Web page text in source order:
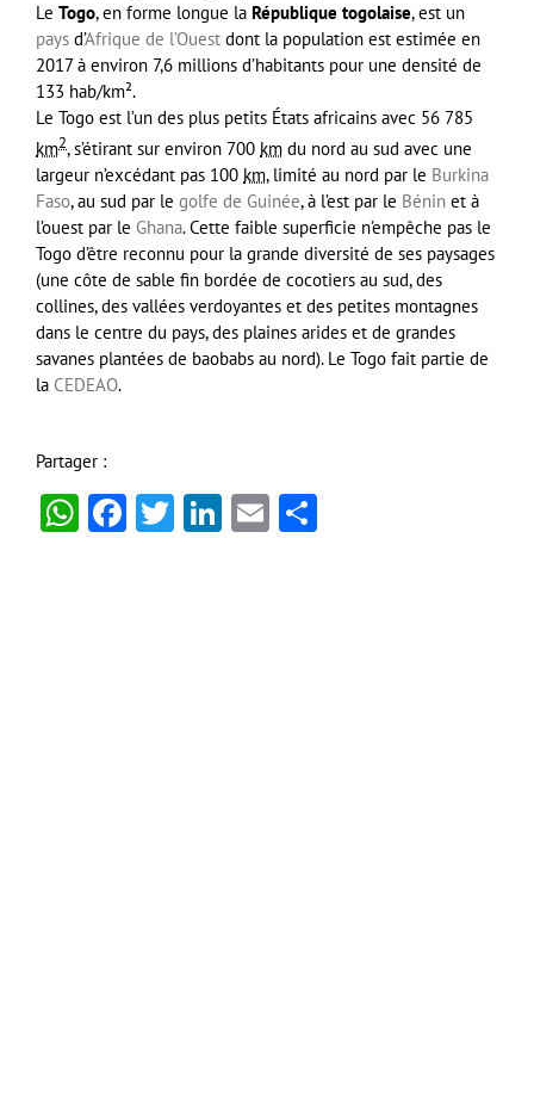
Le Togo, en forme longue la République togolaise, est un
pays d’Afrique de l’Ouest dont la population est estimée en
2017 à environ 7,6 millions d’habitants pour une densité de
133 hab/km².
Le Togo est l’un des plus petits États africains avec 56 785
km2, s’étirant sur environ 700 km du nord au sud avec une
largeur n’excédant pas 100 km, limité au nord par le Burkina
Faso, au sud par le golfe de Guinée, à l’est par le Bénin et à
l’ouest par le Ghana. Cette faible superficie n’empêche pas le
Togo d’être reconnu pour la grande diversité de ses paysages
(une côte de sable fin bordée de cocotiers au sud, des
collines, des vallées verdoyantes et des petites montagnes
dans le centre du pays, des plaines arides et de grandes
savanes plantées de baobabs au nord). Le Togo fait partie de
la CEDEAO.
Partager :
WhatsApp
Facebook
Twitter
LinkedIn
Email